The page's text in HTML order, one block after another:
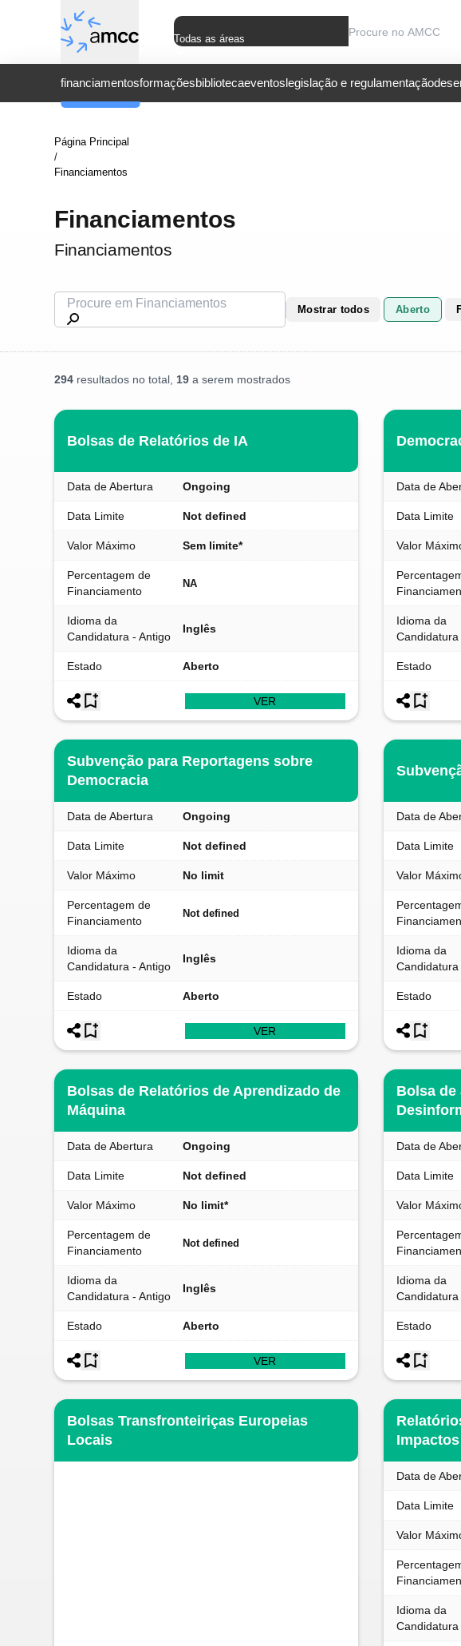
Todas as áreas
financiamentosformaçõesbibliotecaeventoslegislação e regulamentação
Página Principal
/
Financiamentos
Financiamentos
Financiamentos
Mostrar todos Aberto
294 resultados no total, 19 a serem mostrados
Bolsas de Relatórios de IA
Data de Abertura Ongoing
Data Limite Not defined
Valor Máximo Sem limite*
Percentagem de
Financiamento
NA
Idioma da
Candidatura - Antigo
Inglês
Estado Aberto
VER
Data de
Data Limite
Valor
Idioma da
Candidatura
Estado
Subvenção para Reportagens sobre
Democracia
Data de Abertura Ongoing
Data Limite Not defined
Valor Máximo No limit
Percentagem de
Financiamento
Not defined
Idioma da
Candidatura - Antigo
Inglês
Estado Aberto
VER
Data de
Data Limite
Valor
Idioma da
Candidatura
Estado
Bolsas de Relatórios de Aprendizado de
Máquina
Data de Abertura Ongoing
Data Limite Not defined
Valor Máximo No limit*
Percentagem de
Financiamento
Not defined
Idioma da
Candidatura - Antigo
Inglês
Estado Aberto
VER
Bolsa de
Data de
Data Limite
Valor
Idioma da
Candidatura
Estado
Bolsas Transfronteiriças Europeias
Locais
Impactos
Data de
Data Limite
Valor
Idioma da
Candidatura